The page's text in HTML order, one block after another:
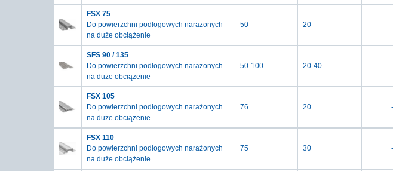
FSX 75
Do powierzchni podłogowych narażonych
na duże obciążenie
50 20 -
SFS 90 / 135
Do powierzchni podłogowych narażonych
na duże obciążenie
50-100 20-40 -
FSX 105
Do powierzchni podłogowych narażonych
na duże obciążenie
76 20 -
FSX 110
Do powierzchni podłogowych narażonych
na duże obciążenie
75 30 -